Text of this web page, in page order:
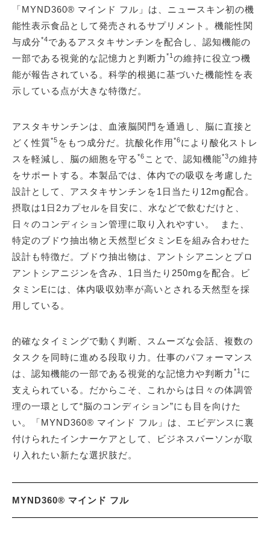
「MYND360® マインド フル」は、ニュースキン初の機
能性表示食品として発売されるサプリメント。機能性関
与成分*4であるアスタキサンチンを配合し、認知機能の
一部である視覚的な記憶力と判断力 *1 の維持に役立つ機
能が報告されている。科学的根拠に基づいた機能性を表
示している点が大きな特徴だ。
アスタキサンチンは、血液脳関門を通過し、脳に直接と
どく性質*5 をもつ成分だ。抗酸化作用*6により酸化ストレ
スを軽減し、脳の細胞を守る *6 ことで、認知機能*3の維持
をサポートする。本製品では、体内での吸収を考慮した
設計として、アスタキサンチンを1日当たり12mg配合。
摂取は1日2カプセルを目安に、水などで飲むだけと、
日々のコンディション管理に取り入れやすい。 また、
特定のブドウ抽出物と天然型ビタミンEを組み合わせた
設計も特徴だ。ブドウ抽出物は、アントシアニンとプロ
アントシアニジンを含み、1日当たり250mgを配合。ビ
タミンEには、体内吸収効率が高いとされる天然型を採
用している。
的確なタイミングで動く判断、スムーズな会話、複数の
タスクを同時に進める段取り力。仕事のパフォーマンス
は、認知機能の一部である視覚的な記憶力や判断力 *1 に
支えられている。だからこそ、これからは日々の体調管
理の一環として“脳のコンディション”にも目を向けた
い。「MYND360® マインド フル」は、エビデンスに裏
付けられたインナーケアとして、ビジネスパーソンが取
り入れたい新たな選択肢だ。
MYND360® マインド フル